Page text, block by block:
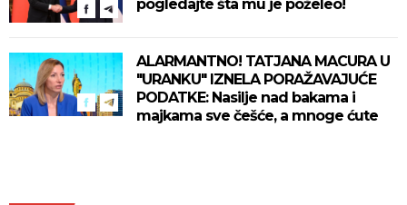
pogledajte šta mu je poželeo!
ALARMANTNO! TATJANA MACURA U
"URANKU" IZNELA PORAŽAVAJUĆE
PODATKE: Nasilje nad bakama i
majkama sve češće, a mnoge ćute